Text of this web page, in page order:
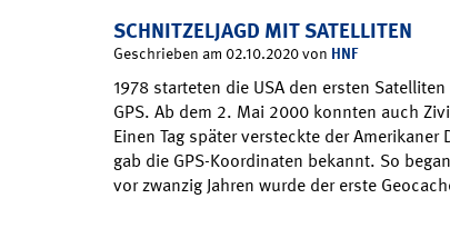
SCHNITZELJAGD MIT SATELLITEN
Geschrieben am 02.10.2020 von HNF
1978 starteten die USA den ersten
GPS. Ab dem 2. Mai 2000 konnten auch
Einen Tag später versteckte der
gab die GPS-Koordinaten bekannt. So
vor zwanzig Jahren wurde der erste